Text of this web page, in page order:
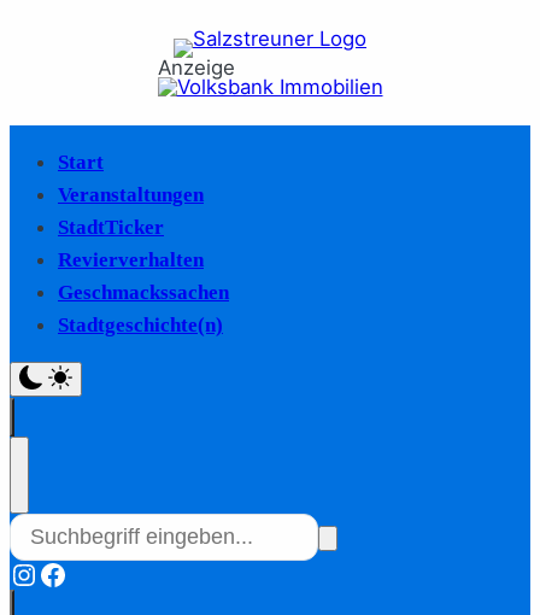
Anzeige
Start
Veranstaltungen
StadtTicker
Revierverhalten
Geschmackssachen
Stadtgeschichte(n)
Instagram
Facebook